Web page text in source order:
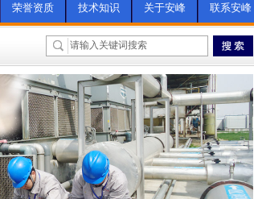
荣誉资质 技术知识 关于安峰 联系安峰